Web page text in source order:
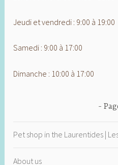
Jeudi et vendredi : 9:00 à 19:00
Samedi : 9:00 à 17:00
Dimanche : 10:00 à 17:00
Pet shop in the Laurentides |
About us